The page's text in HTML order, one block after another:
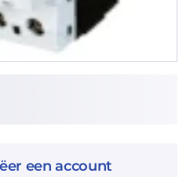
een account